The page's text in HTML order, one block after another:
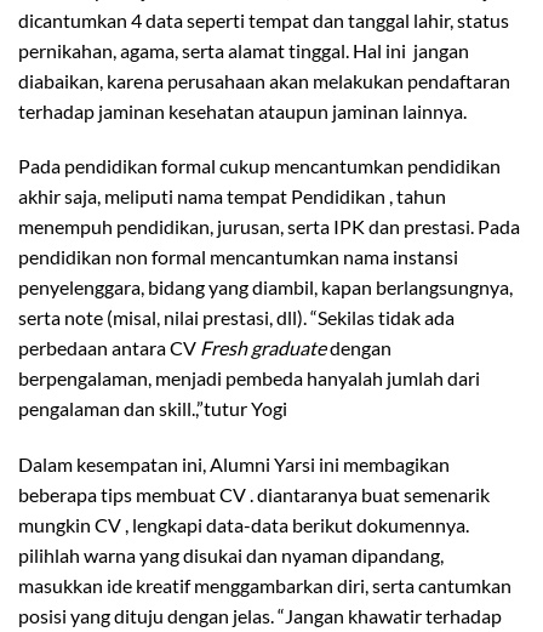
dicantumkan 4 data seperti tempat dan tanggal lahir, status
pernikahan, agama, serta alamat tinggal. Hal ini jangan
diabaikan, karena perusahaan akan melakukan pendaftaran
terhadap jaminan kesehatan ataupun jaminan lainnya.
Pada pendidikan formal cukup mencantumkan pendidikan
akhir saja, meliputi nama tempat Pendidikan , tahun
menempuh pendidikan, jurusan, serta IPK dan prestasi. Pada
pendidikan non formal mencantumkan nama instansi
penyelenggara, bidang yang diambil, kapan berlangsungnya,
serta note (misal, nilai prestasi, dll). “Sekilas tidak ada
perbedaan antara CV Fresh graduatedengan
berpengalaman, menjadi pembeda hanyalah jumlah dari
pengalaman dan skill.,”tutur Yogi
Dalam kesempatan ini, Alumni Yarsi ini membagikan
beberapa tips membuat CV . diantaranya buat semenarik
mungkin CV , lengkapi data-data berikut dokumennya.
pilihlah warna yang disukai dan nyaman dipandang,
masukkan ide kreatif menggambarkan diri, serta cantumkan
posisi yang dituju dengan jelas. “Jangan khawatir terhadap